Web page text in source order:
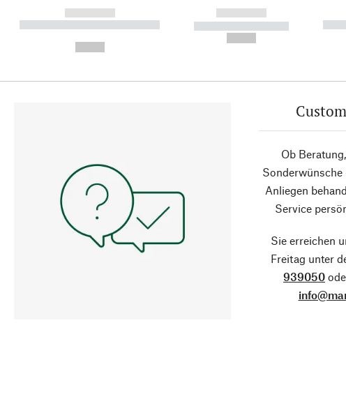
------------
----------- ----------- ----------
------------
----------- -----------
Ob
Sonderwünsche
Anliegen
Service
Sie erreichen
Freitag unter
939050